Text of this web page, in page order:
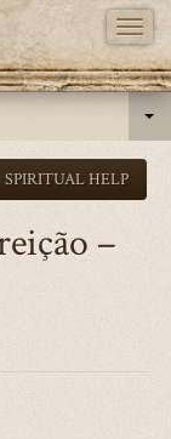
SPIRITUAL HELP
–